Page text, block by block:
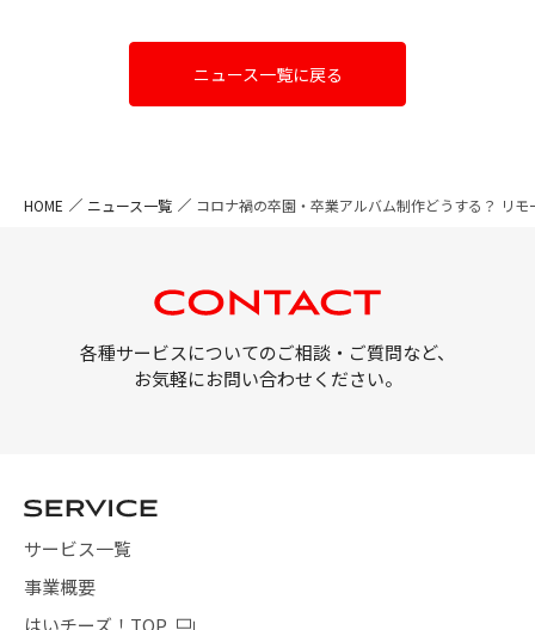
ニュース一覧に戻る
HOME ニュース一覧 コロナ禍の卒園・卒業アルバム制作どうする？ リ
各種サービスについてのご相談・ご質問など、
お気軽にお問い合わせください。
サービス一覧
事業概要